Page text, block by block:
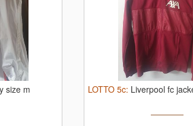
size m LOTTO 5c: Liverpool fc